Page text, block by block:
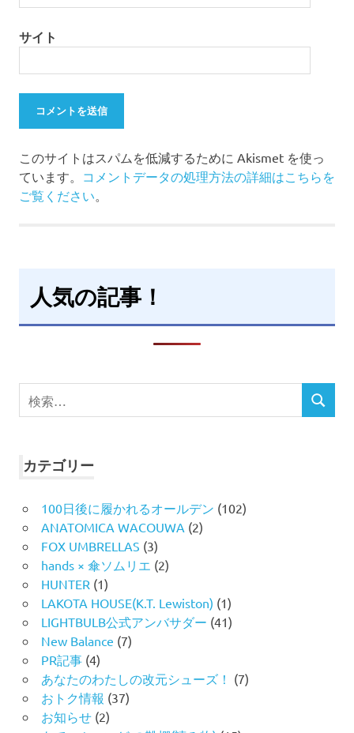
サイト
このサイトはスパムを低減するために Akismet を使っ
ています。 コメントデータの処理方法の詳細はこちらを
ご覧ください。
人気の記事！
検
索
検
カテゴリー
100日後に履かれるオールデン (102)
ANATOMICA WACOUWA (2)
FOX UMBRELLAS (3)
hands × 傘ソムリエ (2)
HUNTER (1)
LAKOTA HOUSE(K.T. Lewiston) (1)
LIGHTBULB公式アンバサダー (41)
New Balance (7)
PR記事(4)
あなたのわたしの改元シューズ！ (7)
おトク情報 (37)
お知らせ(2)